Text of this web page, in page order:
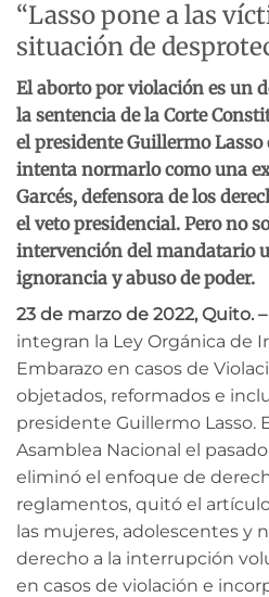
“Lasso pone a las
situación de
El aborto por violación es un
la sentencia de la Corte
el presidente Guillermo Lasso
intenta normarlo como una
Garcés, defensora de los
el veto presidencial. Pero no
intervención del mandatario
ignorancia y abuso de poder.
23 de marzo de 2022, Quito. –
integran la Ley Orgánica de
Embarazo en casos de
objetados, reformados e
presidente Guillermo Lasso.
Asamblea Nacional el
eliminó el enfoque de
reglamentos, quitó el
las mujeres, adolescentes y
derecho a la interrupción
en casos de violación e